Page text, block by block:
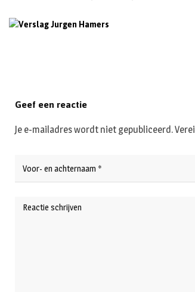
Geef een reactie
Je e-mailadres wordt niet gepubliceerd.